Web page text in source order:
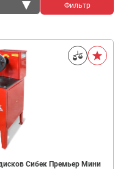
Фильтр
Сибек Премьер Мини